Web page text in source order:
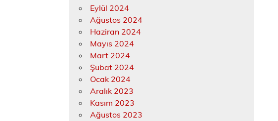
Eylül 2024
Ağustos 2024
Haziran 2024
Mayıs 2024
Mart 2024
Şubat 2024
Ocak 2024
Aralık 2023
Kasım 2023
Ağustos 2023